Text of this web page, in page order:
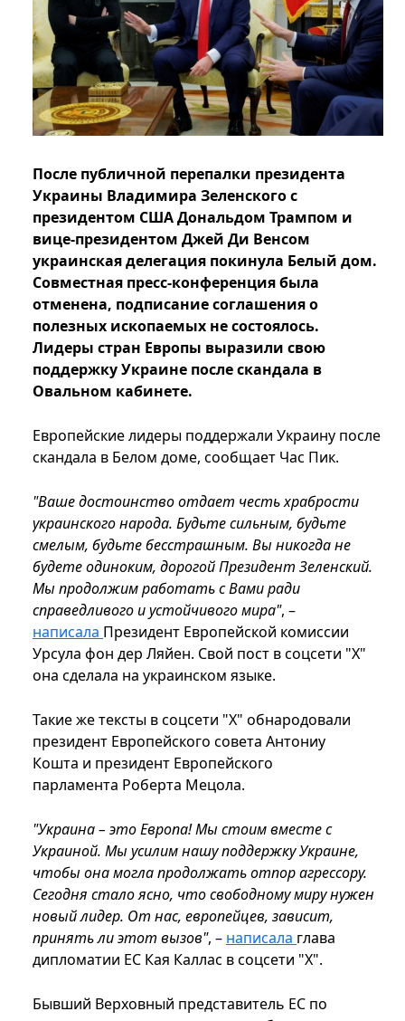
После публичной перепалки президента
Украины Владимира Зеленского с
президентом США Дональдом Трампом и
вице-президентом Джей Ди Венсом
украинская делегация покинула Белый дом.
Совместная пресс-конференция была
отменена, подписание соглашения о
полезных ископаемых не состоялось.
Лидеры стран Европы выразили свою
поддержку Украине после скандала в
Овальном кабинете.
Европейские лидеры поддержали Украину после
скандала в Белом доме, сообщает Час Пик.
"Ваше достоинство отдает честь храбрости
украинского народа. Будьте сильным, будьте
смелым, будьте бесстрашным. Вы никогда не
будете одиноким, дорогой Президент Зеленский.
Мы продолжим работать с Вами ради
справедливого и устойчивого мира", –
написала Президент Европейской комиссии
Урсула фон дер Ляйен. Свой пост в соцсети "Х"
она сделала на украинском языке.
Такие же тексты в соцсети "Х" обнародовали
президент Европейского совета Антониу
Кошта и президент Европейского
парламента Роберта Мецола.
"Украина – это Европа! Мы стоим вместе с
Украиной. Мы усилим нашу поддержку Украине,
чтобы она могла продолжать отпор агрессору.
Сегодня стало ясно, что свободному миру нужен
новый лидер. От нас, европейцев, зависит,
принять ли этот вызов", – написала глава
дипломатии ЕС Кая Каллас в соцсети "Х".
Бывший Верховный представитель ЕС по